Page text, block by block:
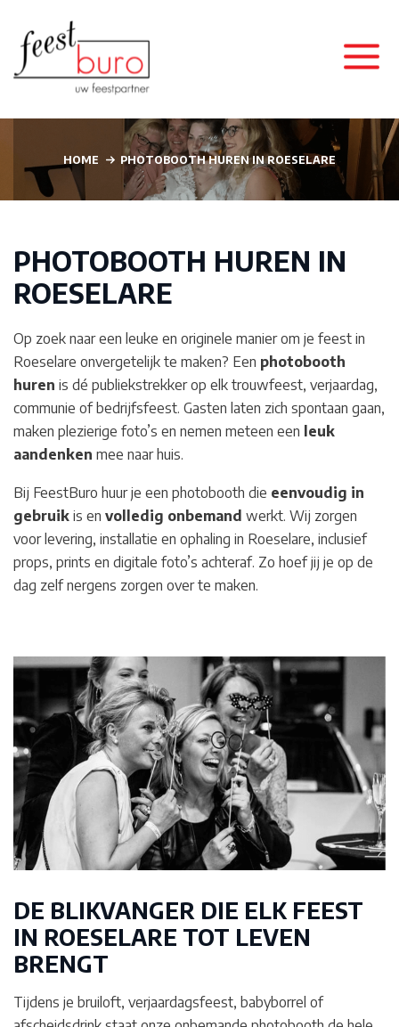
HOME PHOTOBOOTH HUREN IN ROESELARE
PHOTOBOOTH HUREN IN
ROESELARE
Op zoek naar een leuke en originele manier om je feest in
Roeselare onvergetelijk te maken? Een photobooth
huren is dé publiekstrekker op elk trouwfeest, verjaardag,
communie of bedrijfsfeest. Gasten laten zich spontaan gaan,
maken plezierige foto’s en nemen meteen een leuk
aandenken mee naar huis.
Bij FeestBuro huur je een photobooth die eenvoudig in
gebruik is en volledig onbemand werkt. Wij zorgen
voor levering, installatie en ophaling in Roeselare, inclusief
props, prints en digitale foto’s achteraf. Zo hoef jij je op de
dag zelf nergens zorgen over te maken.
DE BLIKVANGER DIE ELK FEEST
IN ROESELARE TOT LEVEN
BRENGT
Tijdens je bruiloft, verjaardagsfeest, babyborrel of